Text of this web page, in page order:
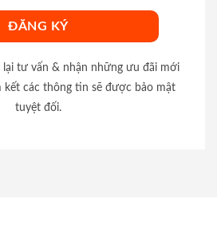
tư vấn & nhận những ưu đãi mới
kết các thông tin sẽ được bảo mật
tuyệt đối.